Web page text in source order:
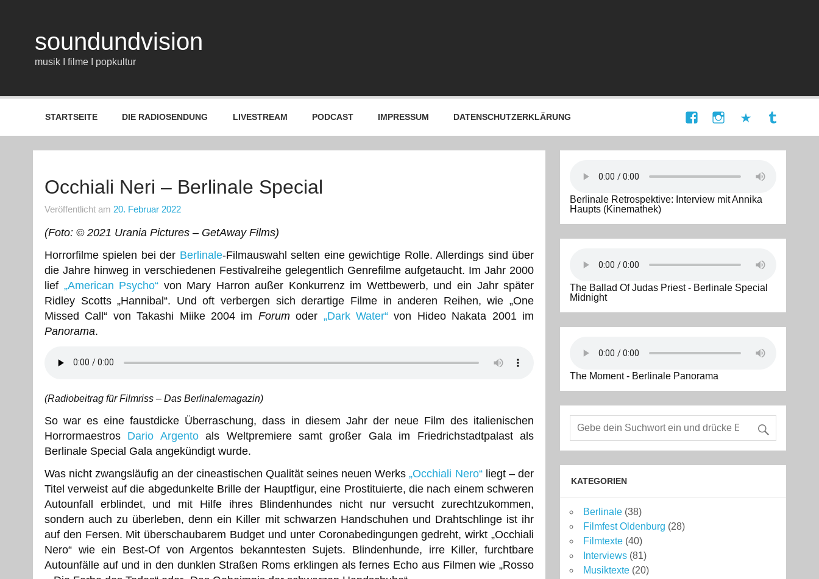
soundundvision
musik I filme I popkultur
STARTSEITE DIE RADIOSENDUNG LIVESTREAM PODCAST IMPRESSUM DATENSCHUTZERKLÄRUNG
Occhiali Neri – Berlinale Special
Veröffentlicht am 20. Februar 2022
(Foto: © 2021 Urania Pictures – GetAway Films)
Horrorfilme spielen bei der Berlinale-Filmauswahl selten eine gewichtige Rolle. Allerdings sind über
die Jahre hinweg in verschiedenen Festivalreihe gelegentlich Genrefilme aufgetaucht. Im Jahr 2000
lief „American Psycho“ von Mary Harron außer Konkurrenz im Wettbewerb, und ein Jahr später
Ridley Scotts „Hannibal“. Und oft verbergen sich derartige Filme in anderen Reihen, wie „One
Missed Call“ von Takashi Miike 2004 im Forumoder „Dark Water“ von Hideo Nakata 2001 im
Panorama.
(Radiobeitrag für Filmriss – Das Berlinalemagazin)
So war es eine faustdicke Überraschung, dass in diesem Jahr der neue Film des italienischen
Horrormaestros Dario Argentoals Weltpremiere samt großer Gala im Friedrichstadtpalast als
Berlinale Special Gala angekündigt wurde.
Was nicht zwangsläufig an der cineastischen Qualität seines neuen Werks„Occhiali Nero“liegt – der
Titel verweist auf die abgedunkelte Brille der Hauptfigur, eine Prostituierte, die nach einem schweren
Autounfall erblindet, und mit Hilfe ihres Blindenhundes nicht nur versucht zurechtzukommen,
sondern auch zu überleben, denn ein Killer mit schwarzen Handschuhen und Drahtschlinge ist ihr
auf den Fersen. Mit überschaubarem Budget und unter Coronabedingungen gedreht, wirkt „Occhiali
Nero“ wie ein Best-Of von Argentos bekanntesten Sujets. Blindenhunde, irre Killer, furchtbare
Autounfälle auf und in den dunklen Straßen Roms erklingen als fernes Echo aus Filmen wie „Rosso
Berlinale Retrospektive: Interview mit Annika
Haupts (Kinemathek)
The Ballad Of Judas Priest - Berlinale Special
Midnight
The Moment - Berlinale Panorama
KATEGORIEN
Berlinale (38)
Filmfest Oldenburg (28)
Filmtexte (40)
Interviews (81)
Musiktexte (20)